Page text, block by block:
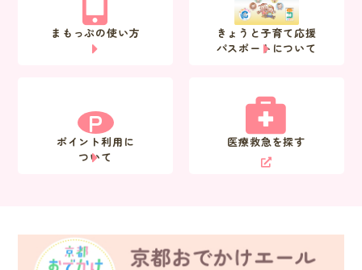
まもっぷの使い方
きょうと子育て応援
パスポートについて
P
ポイント利用に
ついて
医療救急を探す